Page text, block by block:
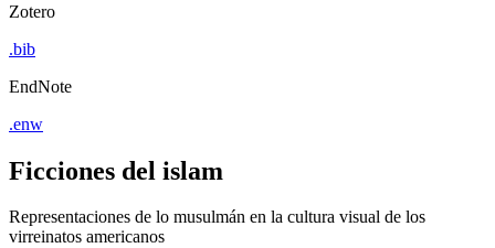
Zotero
.bib
EndNote
.enw
Ficciones del islam
Representaciones de lo musulmán en la cultura visual de los
virreinatos americanos